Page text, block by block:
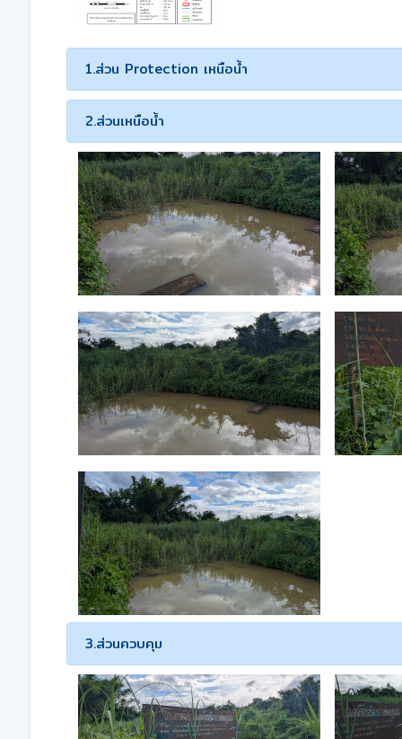
1.ส่วน Protection เหนือน้ำ
2.ส่วนเหนือน้ำ
3.ส่วนควบคุม